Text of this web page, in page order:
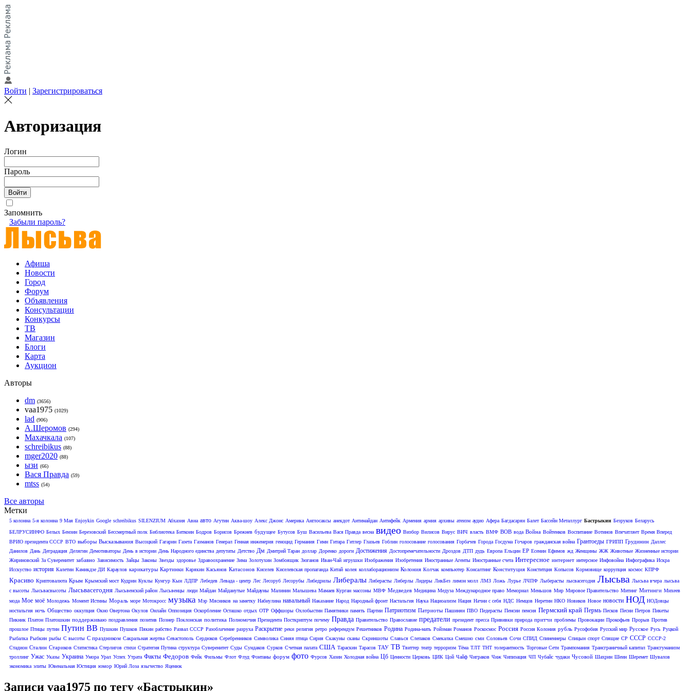
Войти | Зарегистрироваться
Авторизация
Логин
Пароль
Запомнить
Забыли пароль?
Афиша
Новости
Город
Форум
Объявления
Консультации
Конкурсы
ТВ
Магазин
Блоги
Карта
Аукцион
Авторы
dm (3656)
vaa1975 (1029)
lad (906)
А.Шеромов (294)
Махачкала (107)
schreibikus (88)
mger2020 (88)
ызи (66)
Вася Правда (59)
mtss (54)
Все авторы
Метки
5 колонна 5-я колонна 9 Мая Enjoykin Google schreibikus SILENZIUM Абхазия Авиа авто Агутин Аква-шоу Алекс Джонс Америка Англосаксы анекдот Антимайдан Антифейк Армения армия архивы атеизм аудио Афера Багдасарян Балет Бассейн Металлург Бастрыкин Безруков Беларусь
БЕЛРУСИНФО Белых Бензин Березовский Бессмертный полк Библиотека Биткоин Бодров Борисов Брежнев будущее Бутусов Буш Васильева Вася Правда весна видео Визбор Вилисов Вирус ВИЧ власть ВМФ ВОВ вода Война Войтенков Воспитание Вотинов Впечатляет Время Вперед
ВРИО президента СССР ВТО выборы Высказывания Высоцкий Гагарин Газета Газманов Генерал Генная инженерия геноцид Германия Гимн Гитара Гитлер Глазьев Гоблин голосование голосования Горбачев Города Госдума Гочаров гражданская война Грантоеды ГРИПП Грудинин Даллес
Данилов Дань Деградация Делягин Демотиваторы День в истории День Народного единства депутаты Детство Дм Дмитрий Таран доллар Доренко дороги Достижения Достопремечательности Дроздов ДТП дудь Европа Ельцин ЕР Есенин Ефимов жд Женщины ЖЖ Животные Жизненные истории
Жириновский За Суверенитет забавно Зависимость Зайцы Законы Звезды здоровье Здравоохранение Зима Золотухин Зомбоящик Зюганов Иван-Чай игрушки Изображения Изобретения Иностранные Агенты Иностранные счета Интересное интернет интерсное Инфовойна Инфографика Искра
Исскуство история Калетин Камикдзе ДИ Караулов карикатуры Картинки Карякин Касьянов Катасонов Киселев Киселевская пропаганда Китай колея коллаборационизм Колония Колчак компьютер Консалтинг Конституция Конститция Копысов Кормовище коррупция космос КПРФ
Красиво Криптовалюта Крым Крымский мост Кудрин Куклы Кунгур Кын ЛДПР Лебедев Левада - центр Лес Лесоруб Лесорубы Либедрилы Либералы Либерасты Либерлы Лидеры ЛикБез лимон молл ЛМЗ Ложь Лурье ЛЧПФ Лыберасты лысвасегодня Лысьва Лысьва вчера лысьва
с высоты Лысьвасвысоты Лысьвасегодня Лысьвенский район Лысьвенцы люди Майдан Майданутые Майдауны Малинин Малышева Мамаев Курган массоны МВФ Медведев Медицина Медуза Международное право Мемориал Меньшов Мир Мировое Правительство Митинг Митинги Михеев
мода Мое моё Молодежь Момент Истины Мораль море Мотокросс музыка Мэр Мясников на заметку Набиулина навальный Наказание Народ Народный фронт Настальгия Наука Нациоализм Нация Начни с себя НДС Немцов Неретин НКО Новиков Новое новости НОД НОДовцы
ностальгия ночь Общество оккупция Окно Овертона Окулов Онлайн Оппозиция Оскорбление Осташко отдых ОТР Оффшоры Охлобыстин Памятники память Партии Патриотизм Патриоты Пашинян ПВО Педерасты Пенсии пенсия Пермский край Пермь Песков Песни Петров Пикеты
Пикник Платон Платошкин поддерживаю поздравления позитив Познер Поклонская политика Полномочия Президента Посткриптум почему Правда Правительство Православие предатели президент пресса Прививки природа притчи проблемы Провокации Прокофьев Прорыв Против
прошлое Птицы путин Путин ВВ Пушкин Пушков Пякин рабство Развал СССР Разоблачение разруха Раскрытие реки религия ретро референдум Решетников Родина Родина-мать Ройзман Романов Роскосмос Россия Россия Колония рубль Русофобия Русский мир Русское Русь Руцкой
Рыбалка Рыбкин рыбы С высоты С праздником Сакральная жертва Севастополь Сердюков Серебренников Символика Синяя птица Сирия Скакуны сканы Скриншоты Славься Слепаков Смекалка Смешно сми Соловьев Сочи СПИД Спиненнеры Спицын спорт Спящие СР СССР СССР-2
Стадион Сталин Стариков Статистика Стерлигов стихи Стратегия Путина структура Суверенитет Суды Сундаков Сурков Счетная палата США Тараскин Тарасов ТАУ ТВ Твиттер театр терроризм Тёма ТЛТ ТНТ толерантность Торговые Сети Трампомания Трансграничный капитал Трансгуманизм
троллинг Ужас Указы Украина Умора Урал Успех Утрата Факты Федоров Фейк Фильмы Флот Флуд Фонтаны форум фото Фурсов Хазин Холодная война Цб Ценности Церковь ЦИК Цой Чайф Чиграков Чиж Чипизация ЧП Чубайс чудаки Чусовой Шахрин Шеин Шеремет Шувалов
экономика элиты Ювенальная Юстиция юмор Юрий Лоза язычество Яценюк
Записи vaa1975 по тегу «Бастрыкин»